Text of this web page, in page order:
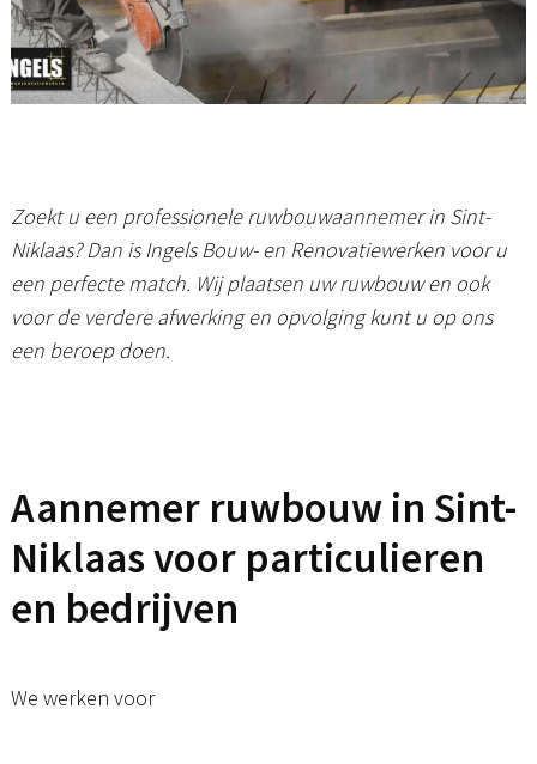
Zoekt u een professionele ruwbouwaannemer in Sint-
Niklaas? Dan is Ingels Bouw- en Renovatiewerken voor u
een perfecte match. Wij plaatsen uw ruwbouw en ook
voor de verdere afwerking en opvolging kunt u op ons
een beroep doen.
Aannemer ruwbouw in Sint-
Niklaas voor particulieren
en bedrijven
We werken voor